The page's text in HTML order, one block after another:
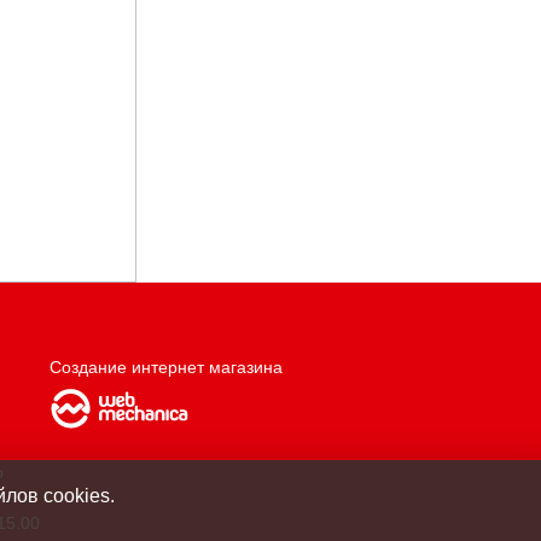
Создание интернет магазина
cookies.